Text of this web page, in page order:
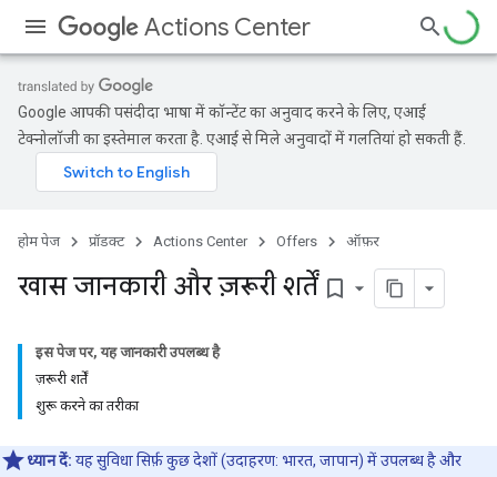
Actions Center
Google आपकी पसंदीदा भाषा में कॉन्टेंट का अनुवाद करने के लिए, एआई
टेक्नोलॉजी का इस्तेमाल करता है. एआई से मिले अनुवादों में गलतियां हो सकती हैं.
होम पेज प्रॉडक्ट Actions Center Offers ऑफ़र
खास जानकारी और ज़रूरी शर्तें bookmark_border
इस पेज पर, यह जानकारी उपलब्ध है
ज़रूरी शर्तें
शुरू करने का तरीका
ध्यान दें: यह सुविधा सिर्फ़ कुछ देशों (उदाहरण: भारत, जापान) में उपलब्ध है और